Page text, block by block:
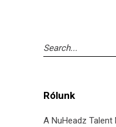
Search
Rólunk
A NuHeadz